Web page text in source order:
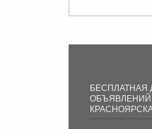
БЕСПЛАТНАЯ
ОБЪЯВЛЕНИЙ